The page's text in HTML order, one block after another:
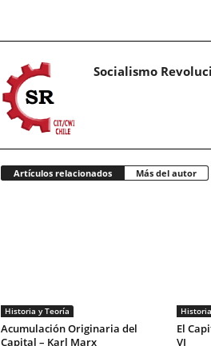
Socialismo
Artículos relacionados Más del autor
Historia y Teoría
Acumulación Originaria del
Capital – Karl Marx
El
VI